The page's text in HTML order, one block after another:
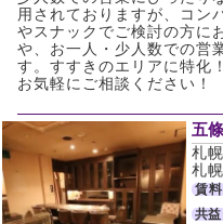
用されておりますが、コン
やスナックでご検討の方に
や、お一人・少人数での営
す。すすきのエリアに特化
お気軽にご相談ください！
五
札
札
賃料
共